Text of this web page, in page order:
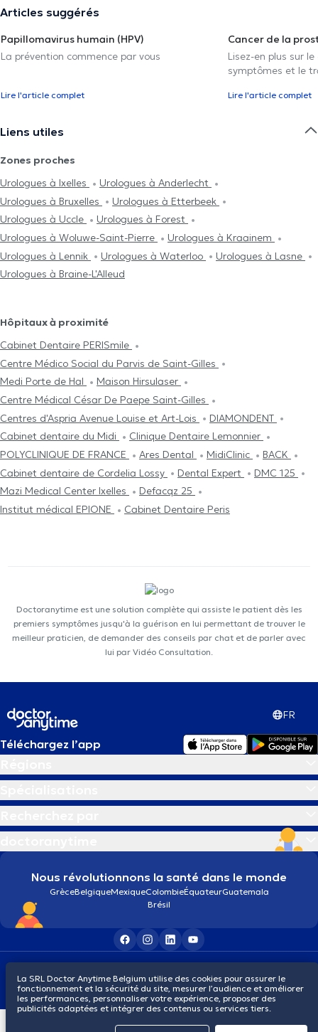
Articles suggérés
Papillomavirus humain (HPV)
La prévention commence par vous
Lire l'article complet
Cancer de la
Lisez-en plus sur
symptômes et le
Lire l'article complet
Liens utiles
Zones proches
Urologues à Ixelles
Urologues à Anderlecht
Urologues à Bruxelles
Urologues à Etterbeek
Urologues à Uccle
Urologues à Forest
Urologues à Woluwe-Saint-Pierre
Urologues à Kraainem
Urologues à Lennik
Urologues à Waterloo
Urologues à Lasne
Urologues à Braine-L'Alleud
Hôpitaux à proximité
Cabinet Dentaire PERISmile
Centre Médico Social du Parvis de Saint-Gilles
Medi Porte de Hal
Maison Hirsulaser
Centre Médical César De Paepe Saint-Gilles
Centres d'Aspria Avenue Louise et Art-Lois
DIAMONDENT
Cabinet dentaire du Midi
Clinique Dentaire Lemonnier
POLYCLINIQUE DE FRANCE
Ares Dental MidiClinic
BACK
Cabinet dentaire de Cordelia Lossy
Dental Expert
DMC 125
Mazi Medical Center Ixelles
Defacqz 25
Institut médical EPIONE
Cabinet Dentaire Peris
Doctoranytime est une solution complète qui assiste le patient dès les
premiers symptômes jusqu'à la guérison en lui permettant de trouver le
meilleur praticien, de demander des conseils par chat et de parler avec
lui par Vidéo Consultation.
FR
Téléchargez l’app
Nous révolutionnons la santé dans le monde
GrèceBelgiqueMexiqueColombieÉquateurGuatemala
Brésil
© 2026 doctoranytime
La SRL Doctor Anytime Belgium utilise des cookies pour assurer le
fonctionnement et la sécurité du site, mesurer l’audience et améliorer
les performances, personnaliser votre expérience, proposer des
publicités adaptées et intégrer des contenus ou services tiers.